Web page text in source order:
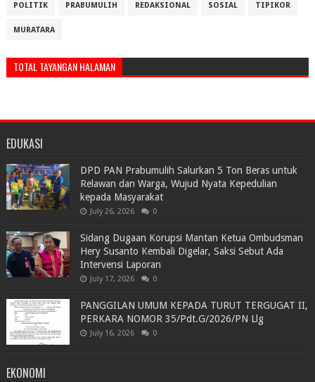
POLITIK PRABUMULIH REDAKSIONAL SOSIAL TIPIKOR
MURATARA
TOTAL TAYANGAN HALAMAN
EDUKASI
DPD PAN Prabumulih Salurkan 5 Ton Beras untuk
Relawan dan Warga, Wujud Nyata Kepedulian
kepada Masyarakat
July 26, 2026 0
Sidang Dugaan Korupsi Mantan Ketua Ombudsman
Hery Susanto Kembali Digelar, Saksi Sebut Ada
Intervensi Laporan
July 17, 2026 0
PANGGILAN UMUM KEPADA TURUT TERGUGAT II,
PERKARA NOMOR 35/Pdt.G/2026/PN Llg
July 16, 2026 0
EKONOMI